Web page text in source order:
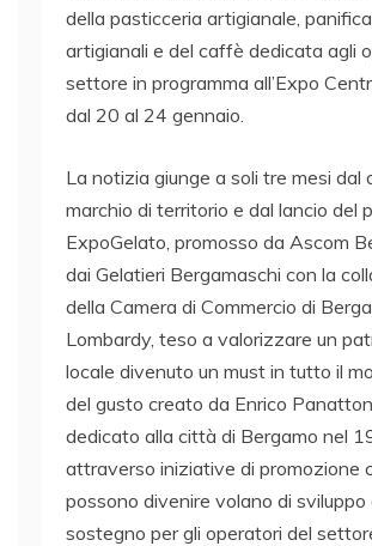
della pasticceria artigianale,
artigianali e del caffè dedicata agli
settore in programma all’Expo
dal 20 al 24 gennaio.
La notizia giunge a soli tre mesi dal
marchio di territorio e dal lancio del
ExpoGelato, promosso da Ascom
dai Gelatieri Bergamaschi con la
della Camera di Commercio di
Lombardy, teso a valorizzare un
locale divenuto un must in tutto il
del gusto creato da Enrico
dedicato alla città di Bergamo nel
attraverso iniziative di promozione
possono divenire volano di sviluppo
sostegno per gli operatori del